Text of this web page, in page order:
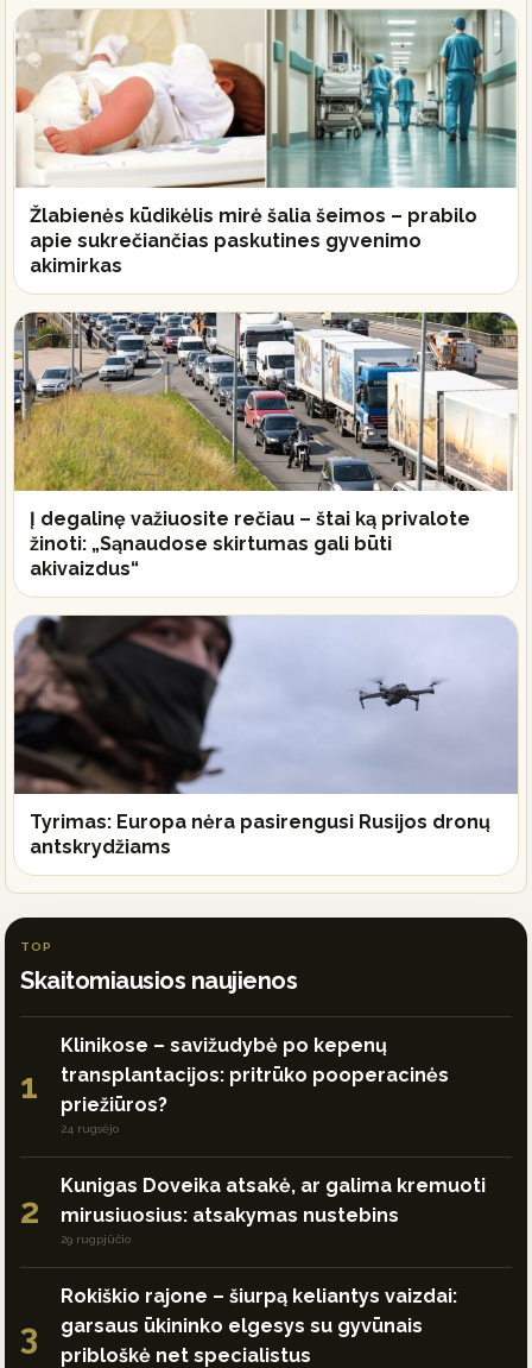
Žlabienės kūdikėlis mirė šalia šeimos – prabilo
apie sukrečiančias paskutines gyvenimo
akimirkas
Į degalinę važiuosite rečiau – štai ką privalote
žinoti: „Sąnaudose skirtumas gali būti
akivaizdus“
Tyrimas: Europa nėra pasirengusi Rusijos dronų
antskrydžiams
TOP
Skaitomiausios naujienos
1
Klinikose – savižudybė po kepenų
transplantacijos: pritrūko pooperacinės
priežiūros?
24 rugsėjo
2
Kunigas Doveika atsakė, ar galima kremuoti
mirusiuosius: atsakymas nustebins
29 rugpjūčio
3
Rokiškio rajone – šiurpą keliantys vaizdai:
garsaus ūkininko elgesys su gyvūnais
pribloškė net specialistus